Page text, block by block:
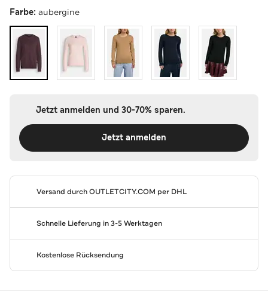
Farbe: aubergine
Jetzt anmelden und 30-70% sparen.
Jetzt anmelden
Versand durchOUTLETCITY.COM per DHL
Schnelle Lieferung in 3-5 Werktagen
Kostenlose Rücksendung